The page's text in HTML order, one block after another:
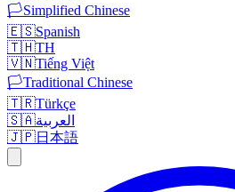
🏳️Simplified Chinese
🇪🇸Spanish
🇹🇭TH
🇻🇳Tiếng Việt
🏳️Traditional Chinese
🇹🇷Türkçe
🇸🇦العربية
🇯🇵日本語